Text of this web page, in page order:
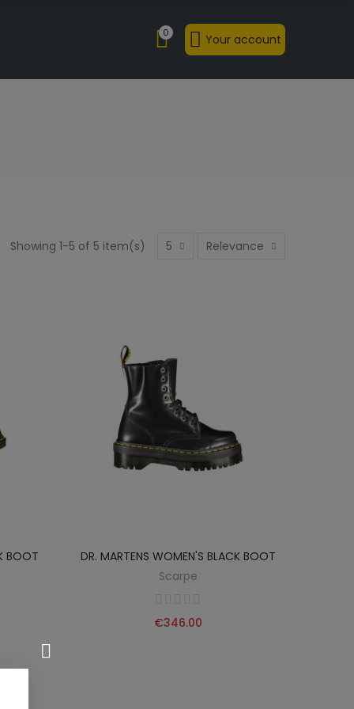
0 Your account
Showing 1-5 of 5 item(s) 5 Relevance
BOOT
DR. MARTENS WOMEN'S BLACK BOOT
Scarpe
€346.00